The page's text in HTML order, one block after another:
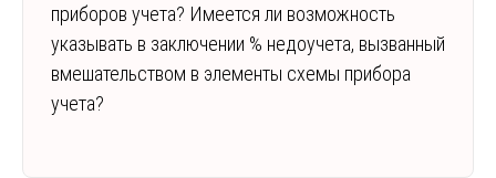
приборов учета? Имеется ли возможность
указывать в заключении % недоучета, вызванный
вмешательством в элементы схемы прибора
учета?